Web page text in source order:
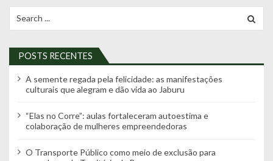
g
a
ç
ã
o
o
p
for:
POSTS RECENTES
A semente regada pela felicidade: as manifestações
culturais que alegram e dão vida ao Jaburu
“Elas no Corre”: aulas fortaleceram autoestima e
colaboração de mulheres empreendedoras
O Transporte Público como meio de exclusão para